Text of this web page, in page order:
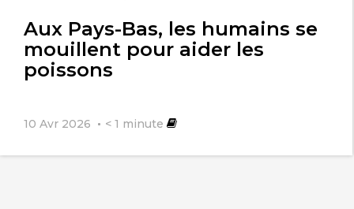
Aux Pays-Bas, les humains se
mouillent pour aider les
poissons
10 Avr 2026 < 1 minute